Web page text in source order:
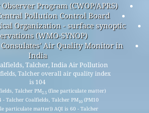
Program (CWOP/APRS)
Pollution Control Board
Organization - surface synoptic
(WMO-SYNOP)
Consulates' Air Quality Monitor in
India
Talcher, India Air Pollution
Talcher overall air quality index
is 104
Talcher PM2.5(fine particulate matter)
- Talcher Coalfields, Talcher PM10(PM10
particulate matter)) AQI is 60 - Talcher